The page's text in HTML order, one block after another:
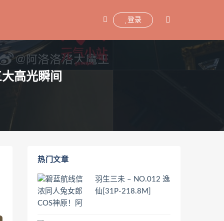
登录
高光瞬间
热门文章
羽生三未 – NO.012 逸
仙[31P-218.8M]